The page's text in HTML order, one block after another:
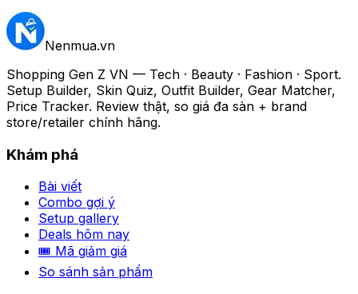
Nenmua.vn
Shopping Gen Z VN — Tech · Beauty · Fashion · Sport.
Setup Builder, Skin Quiz, Outfit Builder, Gear Matcher,
Price Tracker. Review thật, so giá đa sàn + brand
store/retailer chính hãng.
Khám phá
Bài viết
Combo gợi ý
Setup gallery
Deals hôm nay
🎟 Mã giảm giá
So sánh sản phẩm